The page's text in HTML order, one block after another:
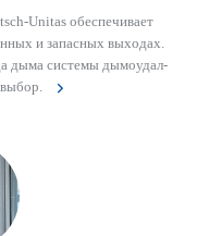
Unitas обеспечивает
и запасных выходах.
дыма сис­темы дымоуда­л­